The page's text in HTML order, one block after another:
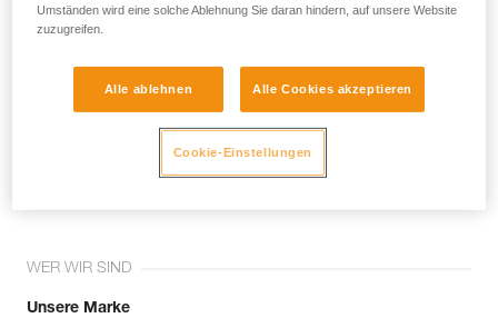
beschrieben werden.
Tritt der Community bei!
WER WIR SIND
Unsere Marke
Umständen wird eine solche Ablehnung Sie daran hindern, auf unsere Website
zuzugreifen.
Alle ablehnen Alle Cookies akzeptieren
Cookie-Einstellungen